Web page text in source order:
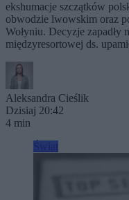
ekshumacje szczątków
obwodzie lwowskim oraz
Wołyniu. Decyzje zapadły
międzyresortowej ds.
Aleksandra Cieślik
Dzisiaj 20:42
4 min